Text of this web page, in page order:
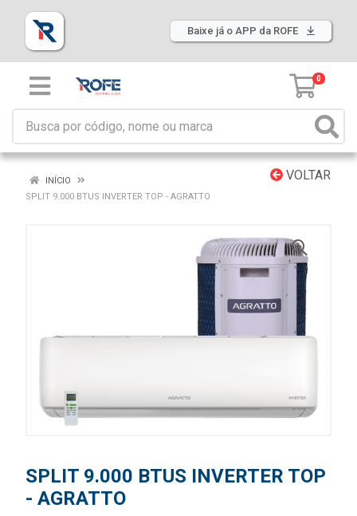
Baixe já o APP da ROFE
0
VOLTAR
INÍCIO
SPLIT 9.000 BTUS INVERTER TOP - AGRATTO
SPLIT 9.000 BTUS INVERTER TOP
- AGRATTO